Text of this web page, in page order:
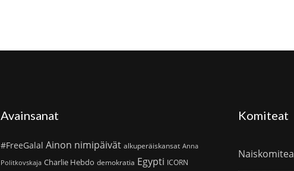
Avainsanat
#FreeGalal Ainon nimipäivät alkuperäiskansat Anna
Politkovskaja Charlie Hebdo demokratia Egypti ICORN
Komiteat
Naiskomitea